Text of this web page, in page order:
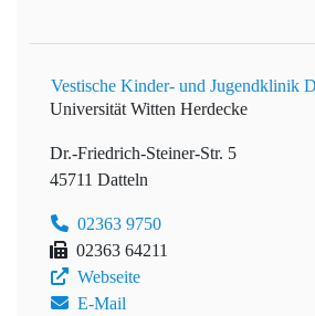
Vestische Kinder- und Jugendklinik
Universität Witten Herdecke
Dr.-Friedrich-Steiner-Str. 5
45711 Datteln
02363 9750
02363 64211
Webseite
E-Mail